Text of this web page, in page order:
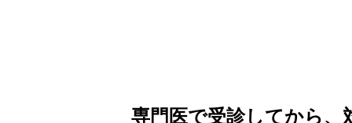
専門医で受診してから、